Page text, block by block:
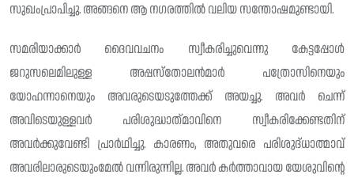
സുഖംപ്രാപിച്ചു. അങ്ങനെ ആ നഗരത്തിൽ വലിയ സന്തോഷമുണ്ടായി.
സമരിയാക്കാർ ദൈവവചനം സ്വീകരിച്ചുവെന്നു കേട്ടപ്പോൾ
ജറുസലെമിലുള്ള അപ്പസ്തോലൻമാർ പത്രോസിനെയും
യോഹന്നാനെയും അവരുടെയടുത്തേക്ക് അയച്ചു. അവർ ചെന്ന്
അവിടെയുള്ളവർ പരിശുദ്ധാത്‌മാവിനെ സ്വീകരിക്കേണ്ടതിന്
അവർക്കുവേണ്ടി പ്രാർഥിച്ചു. കാരണം, അതുവരെ പരിശുദ്‌ധാത്മാവ്
അവരിലാരുടെയുംമേൽ വന്നിരുന്നില്ല. അവർ കർത്താവായ യേശുവിന്റെ